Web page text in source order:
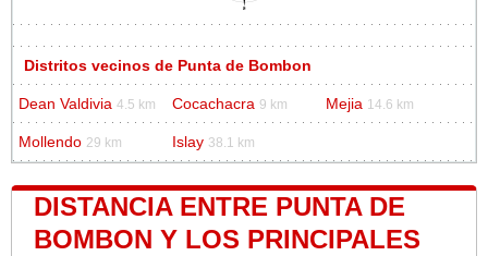
Distritos vecinos de Punta de Bombon
Dean Valdivia 4.5 km Cocachacra 9 km Mejia 14.6 km
Mollendo 29 km Islay 38.1 km
DISTANCIA ENTRE PUNTA DE
BOMBON Y LOS PRINCIPALES